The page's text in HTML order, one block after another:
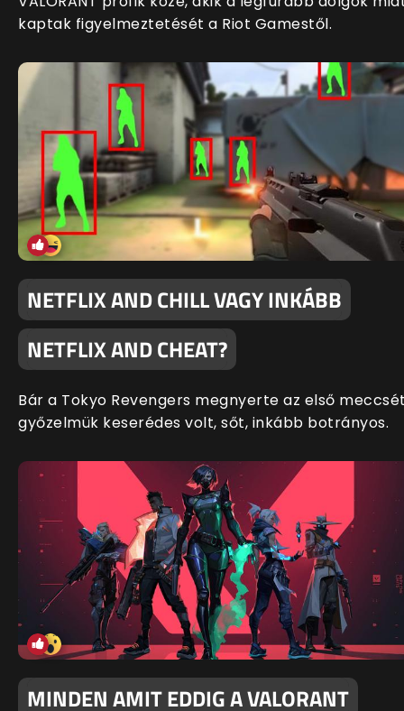
kaptak figyelmeztetését a Riot Gamestől.
NETFLIX AND CHILL VAGY INKÁBB
NETFLIX AND CHEAT?
Bár a Tokyo Revengers megnyerte az első
győzelmük keserédes volt, sőt, inkább botrányos.
MINDEN AMIT EDDIG A VALORANT